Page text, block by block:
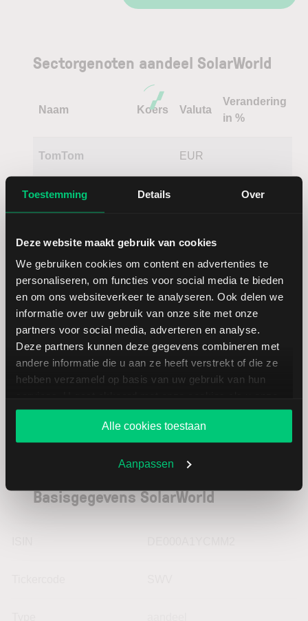
Toestemming Details Over
Deze website maakt gebruik van cookies
We gebruiken cookies om content en advertenties te
personaliseren, om functies voor social media te bieden
en om ons websiteverkeer te analyseren. Ook delen we
informatie over uw gebruik van onze site met onze
partners voor social media, adverteren en analyse.
Deze partners kunnen deze gegevens combineren met
andere informatie die u aan ze heeft verstrekt of die ze
hebben verzameld op basis van uw gebruik van hun
website blijft gebruiken.
Alle cookies toestaan
Aanpassen
Sectorgenoten aandeel SolarWorld
Naam Koers Valuta
Verandering
in %
TomTom EUR
Jost Werke
Technologies
BioCryst
Pharmaceuticals
USD
STRATEC
Biomedical
Basisgegevens SolarWorld